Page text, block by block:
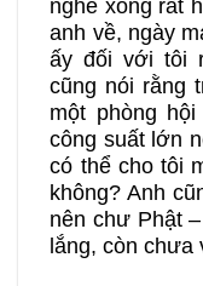
nghe xong rất
anh về, ngày
ấy đối với tôi
cũng nói rằng
một phòng
công suất lớn
có thể cho tôi
không? Anh
nên chư Phật
lắng, còn chưa